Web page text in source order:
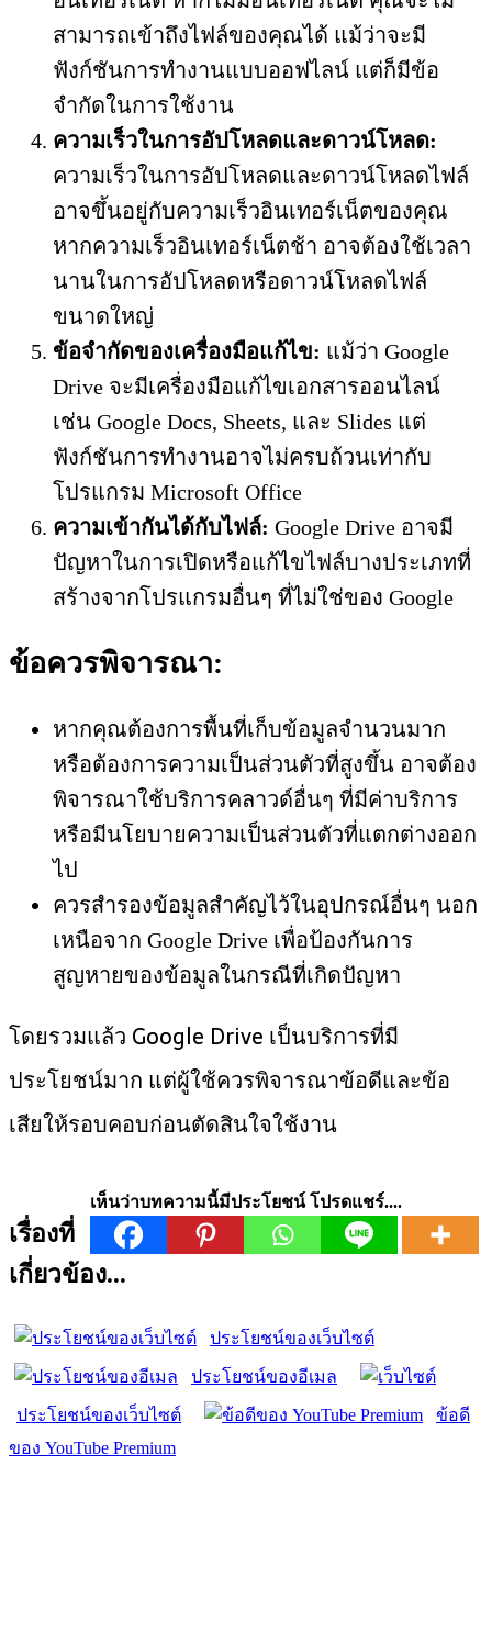
สามารถเข้าถึงไฟล์ของคุณได้ แม้ว่าจะมี
ฟังก์ชันการทำงานแบบออฟไลน์ แต่ก็มีข้อ
จำกัดในการใช้งาน
ความเร็วในการอัปโหลดและดาวน์โหลด:
ความเร็วในการอัปโหลดและดาวน์โหลดไฟล์
อาจขึ้นอยู่กับความเร็วอินเทอร์เน็ตของคุณ
หากความเร็วอินเทอร์เน็ตช้า อาจต้องใช้เวลา
นานในการอัปโหลดหรือดาวน์โหลดไฟล์
ขนาดใหญ่
ข้อจำกัดของเครื่องมือแก้ไข: แม้ว่า Google
Drive จะมีเครื่องมือแก้ไขเอกสารออนไลน์
เช่น Google Docs, Sheets, และ Slides แต่
ฟังก์ชันการทำงานอาจไม่ครบถ้วนเท่ากับ
โปรแกรม Microsoft Office
ความเข้ากันได้กับไฟล์: Google Drive อาจมี
ปัญหาในการเปิดหรือแก้ไขไฟล์บางประเภทที่
สร้างจากโปรแกรมอื่นๆ ที่ไม่ใช่ของ Google
ข้อควรพิจารณา:
หากคุณต้องการพื้นที่เก็บข้อมูลจำนวนมาก
หรือต้องการความเป็นส่วนตัวที่สูงขึ้น อาจต้อง
พิจารณาใช้บริการคลาวด์อื่นๆ ที่มีค่าบริการ
หรือมีนโยบายความเป็นส่วนตัวที่แตกต่างออก
ไป
ควรสำรองข้อมูลสำคัญไว้ในอุปกรณ์อื่นๆ นอก
เหนือจาก Google Drive เพื่อป้องกันการ
สูญหายของข้อมูลในกรณีที่เกิดปัญหา
โดยรวมแล้ว Google Drive เป็นบริการที่มี
ประโยชน์มาก แต่ผู้ใช้ควรพิจารณาข้อดีและข้อ
เสียให้รอบคอบก่อนตัดสินใจใช้งาน
เห็นว่าบทความนี้มีประโยชน์ โปรดแชร์....
เรื่องที่
เกี่ยวข้อง...
ประโยชน์ของเว็บไซต์
ประโยชน์ของอีเมล
ประโยชน์ของเว็บไซต์
ข้อดี
ของ YouTube Premium